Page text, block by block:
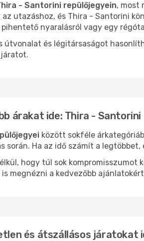
- Santorini repülőjegyein, most
utazáshoz, és Thira - Santorini
nyaralásról vagy egy
útvonalat és légitársaságot
árakat ide: Thira - Santorini
között sokféle
során. Ha az idő számít a
hogy túl sok
megnézni a kedvezőbb
és átszállásos járatokat